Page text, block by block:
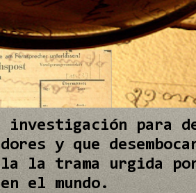
investigación para
y que
la trama urgida
el mundo.